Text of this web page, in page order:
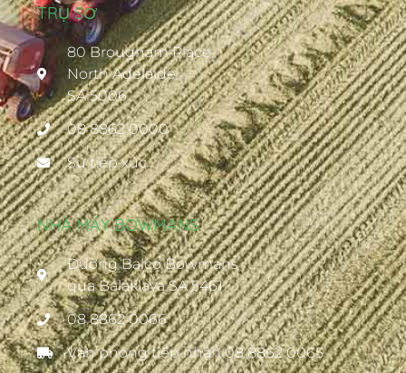
TRỤ SỞ
80 Brougham Place
North Adelaide
SA 5006
08 8862 0000
Sự tiếp xúc
NHÀ MÁY BOWMANS
Đường Balco Bowmans
qua Balaklava SA 5461
08 8862 0066
Văn phòng tiếp nhận 08 8862 0065